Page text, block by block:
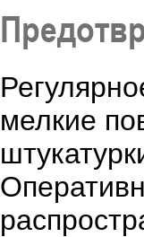
мелкие